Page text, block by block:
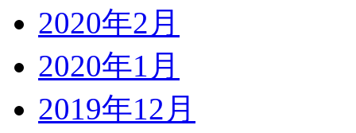
2020年2月
2020年1月
2019年12月